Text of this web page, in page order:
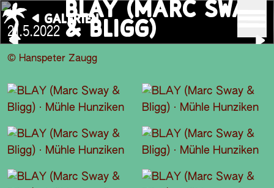
GALERIEN
21.5.2022
BLAY (MARC SWAY
& BLIGG)
© Hanspeter Zaugg